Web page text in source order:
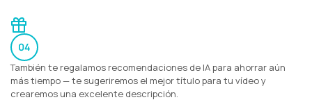
04
También te regalamos recomendaciones de IA para ahorrar aún
más tiempo — te sugeriremos el mejor título para tu vídeo y
crearemos una excelente descripción.